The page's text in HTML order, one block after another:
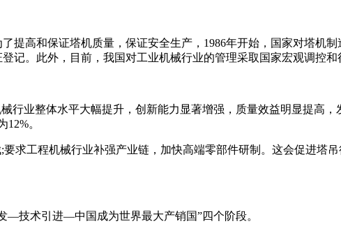
提高和保证塔机质量，保证安全生产，1986年开始，国家对塔机
记。此外，目前，我国对工业机械行业的管理采取国家宏观调控和
行业整体水平大幅提升，创新能力显著增强，质量效益明显提高
。
求工程机械行业补强产业链，加快高端零部件研制。这会促进塔
—技术引进—中国成为世界最大产销国”四个阶段。